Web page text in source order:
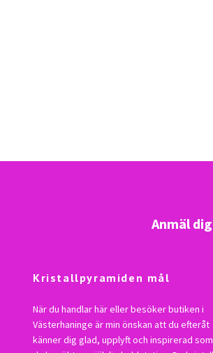
Anmäl
Kristallpyramiden mål
När du handlar här eller besöker butiken i
Västerhaninge är min önskan att du efteråt
känner dig glad, upplyft och inspirerad